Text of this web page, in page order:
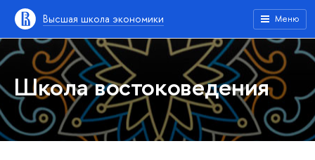
Высшая школа экономики Меню
Школа востоковедения